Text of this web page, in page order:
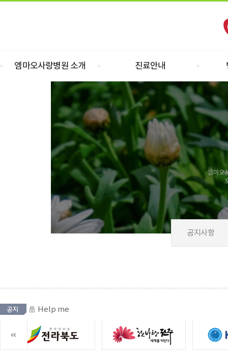
엠마오사랑병원 소개 진료안내
공지사항
Help me